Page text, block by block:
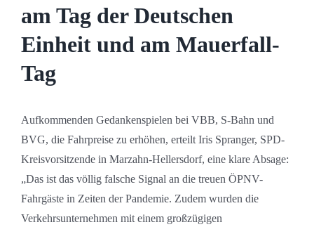
am Tag der Deutschen
Einheit und am Mauerfall-
Tag
Aufkommenden Gedankenspielen bei VBB, S-Bahn und
BVG, die Fahrpreise zu erhöhen, erteilt Iris Spranger, SPD-
Kreisvorsitzende in Marzahn-Hellersdorf, eine klare Absage:
„Das ist das völlig falsche Signal an die treuen ÖPNV-
Fahrgäste in Zeiten der Pandemie. Zudem wurden die
Verkehrsunternehmen mit einem großzügigen